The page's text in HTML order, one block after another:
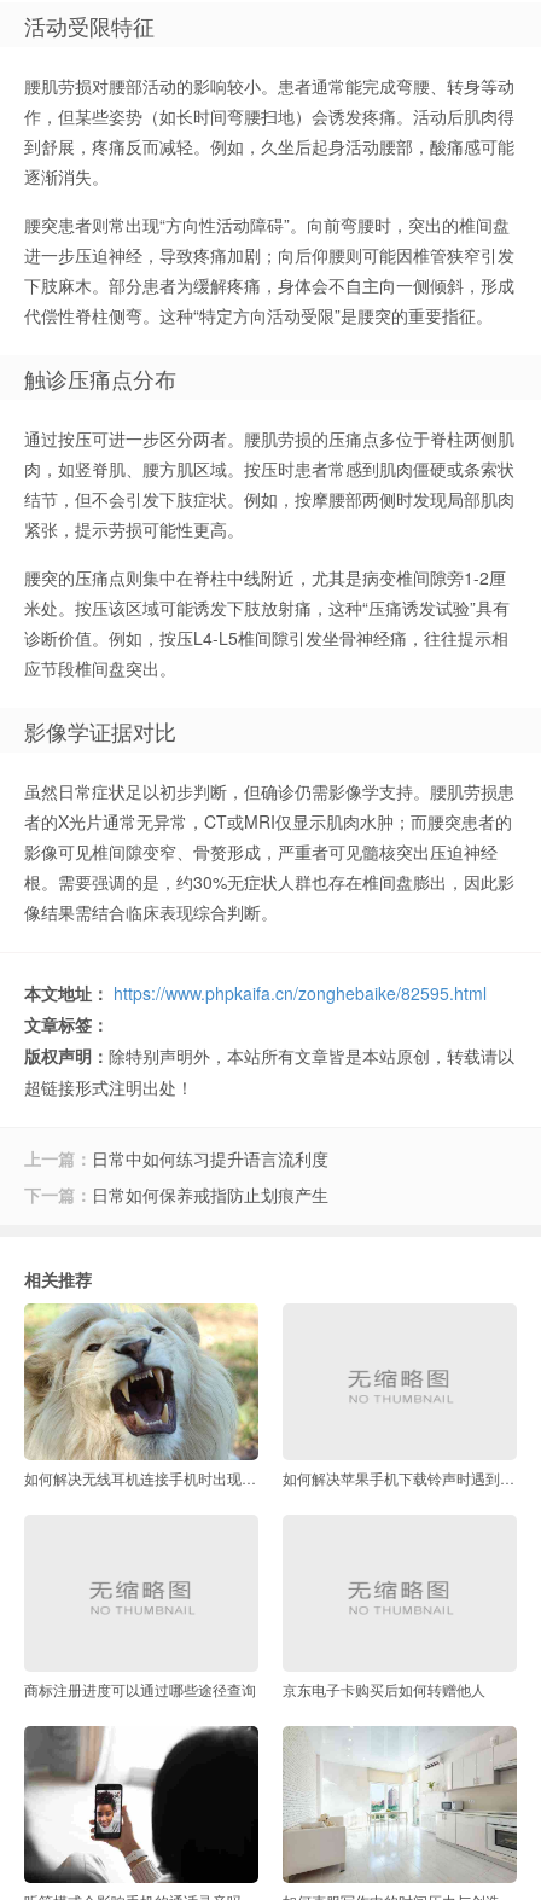
活动受限特征
腰肌劳损对腰部活动的影响较小。患者通常能完成弯腰、转身等动
作，但某些姿势（如长时间弯腰扫地）会诱发疼痛。活动后肌肉得
到舒展，疼痛反而减轻。例如，久坐后起身活动腰部，酸痛感可能
逐渐消失。
腰突患者则常出现“方向性活动障碍”。向前弯腰时，突出的椎间盘
进一步压迫神经，导致疼痛加剧；向后仰腰则可能因椎管狭窄引发
下肢麻木。部分患者为缓解疼痛，身体会不自主向一侧倾斜，形成
代偿性脊柱侧弯。这种“特定方向活动受限”是腰突的重要指征。
触诊压痛点分布
通过按压可进一步区分两者。腰肌劳损的压痛点多位于脊柱两侧肌
肉，如竖脊肌、腰方肌区域。按压时患者常感到肌肉僵硬或条索状
结节，但不会引发下肢症状。例如，按摩腰部两侧时发现局部肌肉
紧张，提示劳损可能性更高。
腰突的压痛点则集中在脊柱中线附近，尤其是病变椎间隙旁1-2厘
米处。按压该区域可能诱发下肢放射痛，这种“压痛诱发试验”具有
诊断价值。例如，按压L4-L5椎间隙引发坐骨神经痛，往往提示相
应节段椎间盘突出。
影像学证据对比
虽然日常症状足以初步判断，但确诊仍需影像学支持。腰肌劳损患
者的X光片通常无异常，CT或MRI仅显示肌肉水肿；而腰突患者的
影像可见椎间隙变窄、骨赘形成，严重者可见髓核突出压迫神经
根。需要强调的是，约30%无症状人群也存在椎间盘膨出，因此影
像结果需结合临床表现综合判断。
本文地址： https://www.phpkaifa.cn/zonghebaike/82595.html
文章标签：
版权声明： 除特别声明外，本站所有文章皆是本站原创，转载请以
超链接形式注明出处！
上一篇： 日常中如何练习提升语言流利度
下一篇： 日常如何保养戒指防止划痕产生
相关推荐
如何解决无线耳机连接手机时出现的常见问题 如何解决苹果手机下载铃声时遇到的常见问题
商标注册进度可以通过哪些途径查询 京东电子卡购买后如何转赠他人